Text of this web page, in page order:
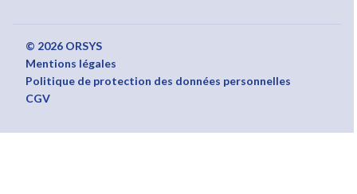
© 2026 ORSYS
Mentions légales
Politique de protection des données personnelles
CGV